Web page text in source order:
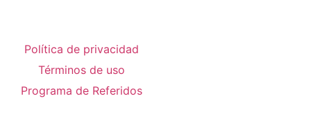
Política de privacidad
Términos de uso
Programa de Referidos